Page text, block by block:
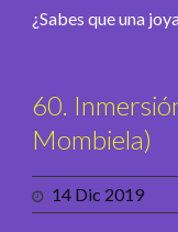
¿Sabes que una
60.
Mombiela)
14 Dic 2019